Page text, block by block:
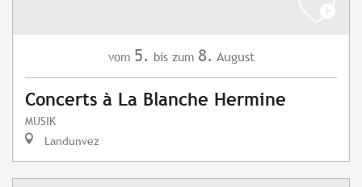
vom 5. bis zum 8. August
Concerts à La Blanche Hermine
MUSIK
Landunvez